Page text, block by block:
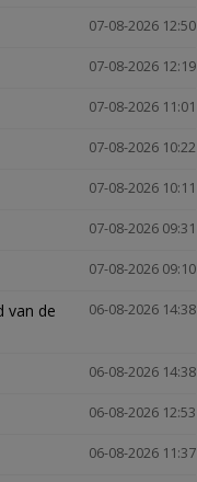
07-08-2026 12:50
07-08-2026 12:19
07-08-2026 11:01
07-08-2026 10:22
07-08-2026 10:11
07-08-2026 09:31
07-08-2026 09:10
06-08-2026 14:38
van de
06-08-2026 14:38
06-08-2026 12:53
06-08-2026 11:37